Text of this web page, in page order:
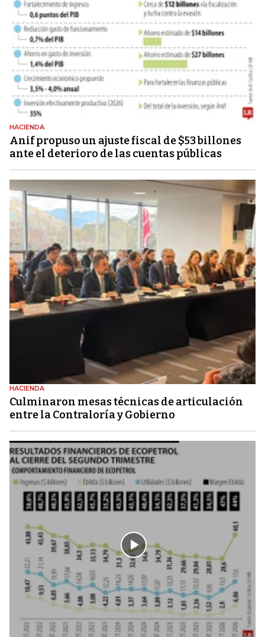
HACIENDA
Anif propuso un ajuste fiscal de $53 billones
ante el deterioro de las cuentas públicas
HACIENDA
Culminaron mesas técnicas de articulación
entre la Contraloría y Gobierno